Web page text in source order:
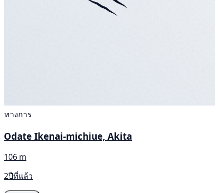
ทางการ
Odate Ikenai-michiue, Akita
106 m
2ปีที่แล้ว